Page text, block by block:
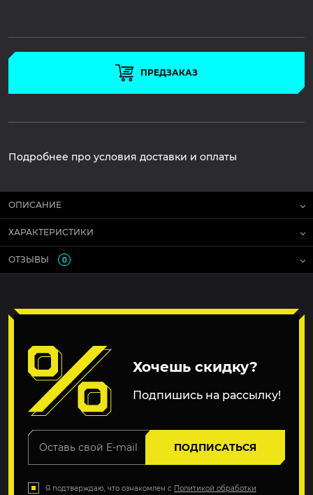
ПРЕДЗАКАЗ
Подробнее про условия доставки и оплаты
ОПИСАНИЕ
ХАРАКТЕРИСТИКИ
ОТЗЫВЫ 0
Хочешь скидку?
Подпишись на рассылку!
ПОДПИСАТЬСЯ
Я подтверждаю, что ознакомлен с Политикой обработки